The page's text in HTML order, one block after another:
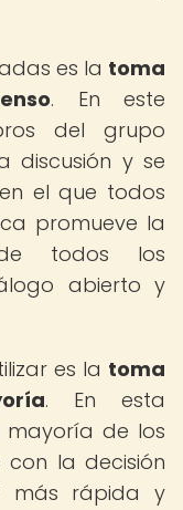
es la toma
. En este
del grupo
discusión y se
el que todos
promueve la
de todos los
abierto y
es la toma
. En esta
de los
la decisión
más rápida y